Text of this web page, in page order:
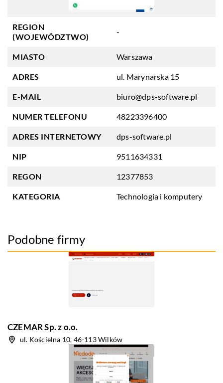
REGION
(WOJEWÓDZTWO)
-
MIASTO Warszawa
ADRES ul. Marynarska 15
E-MAIL biuro@dps-software.pl
NUMER TELEFONU 48223396400
ADRES INTERNETOWY dps-software.pl
NIP 9511634331
REGON 12377853
KATEGORIA Technologia i komputery
Podobne firmy
CZEMAR Sp. z o.o.
ul. Kościelna 10, 46-113 Wilków